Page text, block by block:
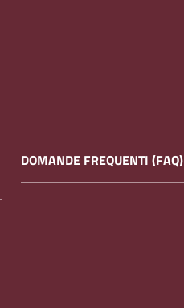
DOMANDE FREQUENTI (FAQ)